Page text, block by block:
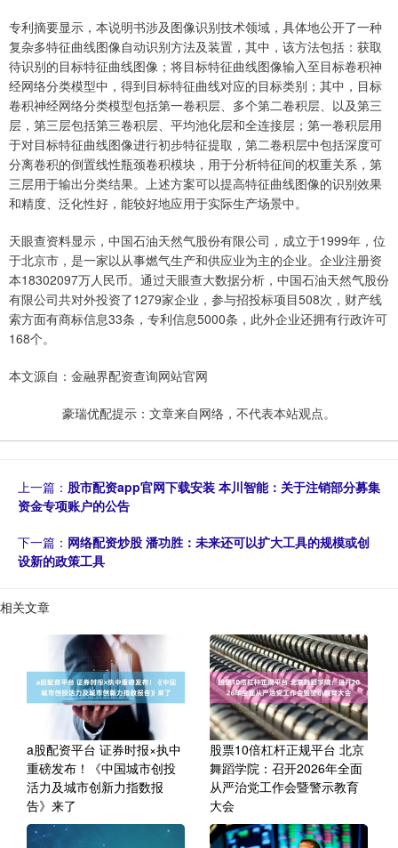
专利摘要显示，本说明书涉及图像识别技术领域，具体地公开了一种
复杂多特征曲线图像自动识别方法及装置，其中，该方法包括：获取
待识别的目标特征曲线图像；将目标特征曲线图像输入至目标卷积神
经网络分类模型中，得到目标特征曲线对应的目标类别；其中，目标
卷积神经网络分类模型包括第一卷积层、多个第二卷积层、以及第三
层，第三层包括第三卷积层、平均池化层和全连接层；第一卷积层用
于对目标特征曲线图像进行初步特征提取，第二卷积层中包括深度可
分离卷积的倒置线性瓶颈卷积模块，用于分析特征间的权重关系，第
三层用于输出分类结果。上述方案可以提高特征曲线图像的识别效果
和精度、泛化性好，能较好地应用于实际生产场景中。
天眼查资料显示，中国石油天然气股份有限公司，成立于1999年，位
于北京市，是一家以从事燃气生产和供应业为主的企业。企业注册资
本18302097万人民币。通过天眼查大数据分析，中国石油天然气股份
有限公司共对外投资了1279家企业，参与招投标项目508次，财产线
索方面有商标信息33条，专利信息5000条，此外企业还拥有行政许可
168个。
本文源自：金融界配资查询网站官网
豪瑞优配提示：文章来自网络，不代表本站观点。
上一篇： 股市配资app官网下载安装 本川智能：关于注销部分募集
资金专项账户的公告
下一篇： 网络配资炒股 潘功胜：未来还可以扩大工具的规模或创
设新的政策工具
相关文章
a股配资平台 证券时报×执中
重磅发布！《中国城市创投
活力及城市创新力指数报
告》来了
股票10倍杠杆正规平台 北京
舞蹈学院：召开2026年全面
从严治党工作会暨警示教育
大会